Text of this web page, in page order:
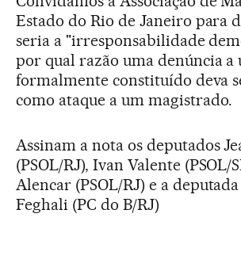
Estado do Rio de Janeiro para
seria a "irresponsabilidade
por qual razão uma denúncia a
formalmente constituído deva
como ataque a um magistrado.
Assinam a nota os deputados
(PSOL/RJ), Ivan Valente (PSOL/
Alencar (PSOL/RJ) e a
Feghali (PC do B/RJ)